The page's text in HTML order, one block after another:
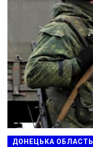
ДОНЕЦЬКА ОБЛАСТЬ